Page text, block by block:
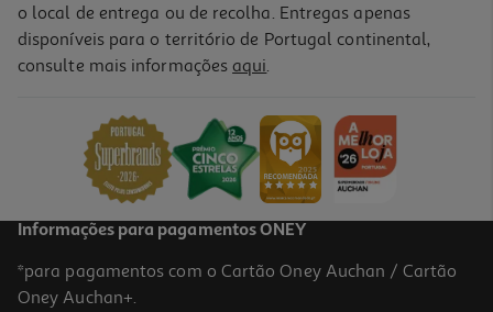
o local de entrega ou de recolha. Entregas apenas
disponíveis para o território de Portugal continental,
consulte mais informações aqui.
Informações para pagamentos ONEY
*para pagamentos com o Cartão Oney Auchan / Cartão
Oney Auchan+.